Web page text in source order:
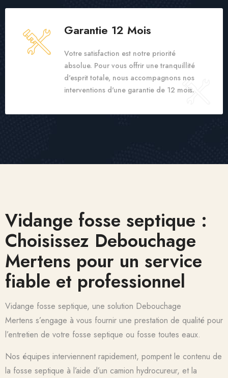
Garantie 12 Mois
Votre satisfaction est notre priorité
absolue. Pour vous offrir une tranquillité
d'esprit totale, nous accompagnons nos
interventions d'une garantie de 12 mois.
Vidange fosse septique :
Choisissez Debouchage
Mertens pour un service
fiable et professionnel
Vidange fosse septique, une solution Debouchage
Mertens s’engage à vous fournir une prestation de qualité pour
l’entretien de votre fosse septique ou fosse toutes eaux.
Nos équipes interviennent rapidement, pompent le contenu de
la fosse septique à l’aide d’un camion hydrocureur, et la